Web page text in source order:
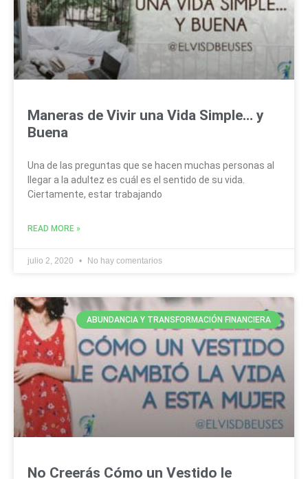
Maneras de Vivir una Vida Simple… y
Buena
Una de las preguntas que se hacen muchas personas al
llegar a la adultez es cuál es el sentido de su vida.
Ciertamente, estar trabajando
READ MORE »
julio 2, 2020 No hay comentarios
ABUNDANCIA Y TRANSFORMACIÓN FINANCIERA
No Creerás Cómo un Vestido le